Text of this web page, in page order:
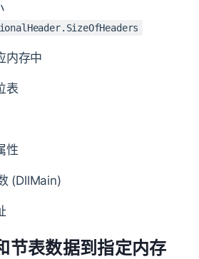
内存中
表
性
(DllMain)
节表数据到指定内存